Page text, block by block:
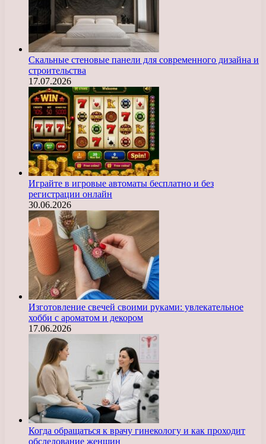
Скальные стеновые панели для современного дизайна и
строительства
17.07.2026
Играйте в игровые автоматы бесплатно и без
регистрации онлайн
30.06.2026
Изготовление свечей своими руками: увлекательное
хобби с ароматом и декором
17.06.2026
Когда обращаться к врачу гинекологу и как проходит
обследование женщин